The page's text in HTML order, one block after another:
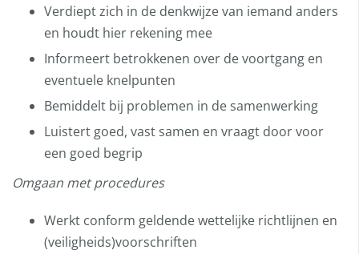
Verdiept zich in de denkwijze van iemand anders
en houdt hier rekening mee
Informeert betrokkenen over de voortgang en
eventuele knelpunten
Bemiddelt bij problemen in de samenwerking
Luistert goed, vast samen en vraagt door voor
een goed begrip
Omgaan met procedures
Werkt conform geldende wettelijke richtlijnen en
(veiligheids)voorschriften